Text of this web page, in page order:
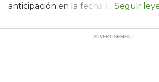
anticipación en la fecha 12.